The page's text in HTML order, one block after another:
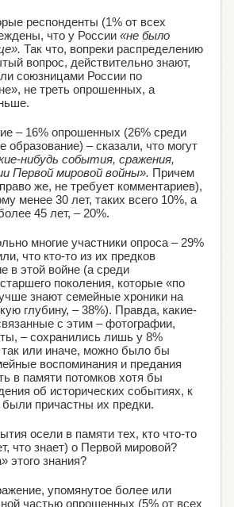
респонденты (1% от всех
что у России «не было
Так что, вопреки распределению
вопрос, действительно знают,
союзницами России по
не треть опрошенных, а
– 16% опрошенных (26% среди
– сказали, что могут
нибудь события, сражения,
Первой мировой войны». Причем
же, не требует комментариев),
менее 30 лет, таких всего 10%, а
45 лет, – 20%.
многие участники опроса – 29%
что кто-то из их предков
в этой войне (а среди
поколения, которые «по
знают семейные хроники на
глубину, – 38%). Правда, какие-
с этим – фотографии,
– сохранились лишь у 8%
или иначе, можно было бы
воспоминания и предания
в памяти потомков хотя бы
об исторических событиях, к
были причастны их предки.
осели в памяти тех, кто что-то
что знает) о Первой мировой?
этого знания?
упомянутое более или
частью опрошенных (5% от всех